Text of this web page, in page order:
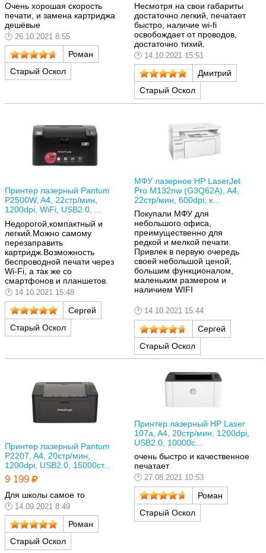
Очень хорошая скорость
печати, и замена картриджа
дешёвые
26.10.2021 8:55
Роман
Старый Оскол
Несмотря на свои габариты
достаточно легкий, печатает
быстро, наличие wi-fi
освобождает от проводов,
достаточно тихий.
14.10.2021 15:51
Дмитрий
Старый Оскол
Принтер лазерный Pantum
P2500W, A4, 22стр/мин,
1200dpi, WiFi, USB2.0, ...
Недорогой,компактный и
легкий.Можно самому
перезаправить
картридж.Возможность
беспроводной печати через
Wi-Fi, а так же со
смартфонов и планшетов.
14.10.2021 15:48
Сергей
Старый Оскол
МФУ лазерное HP LaserJet
Pro M132nw (G3Q62A), A4,
22стр/мин, 600dpi, к...
Покупали МФУ для
небольшого офиса,
преимущественно для
редкой и мелкой печати.
Привлек в первую очередь
своей небольшой ценой,
большим функционалом,
маленьким размером и
наличием WIFI
14.10.2021 15:44
Сергей
Старый Оскол
Принтер лазерный Pantum
P2207, A4, 20стр/мин,
1200dpi, USB2.0, 15000ст...
9 199
Для школы самое то
14.09.2021 8:49
Роман
Старый Оскол
Принтер лазерный HP Laser
107a, A4, 20стр/мин, 1200dpi,
USB2.0, 10000с...
очень быстро и качественное
печатает
27.08.2021 10:53
Роман
Старый Оскол